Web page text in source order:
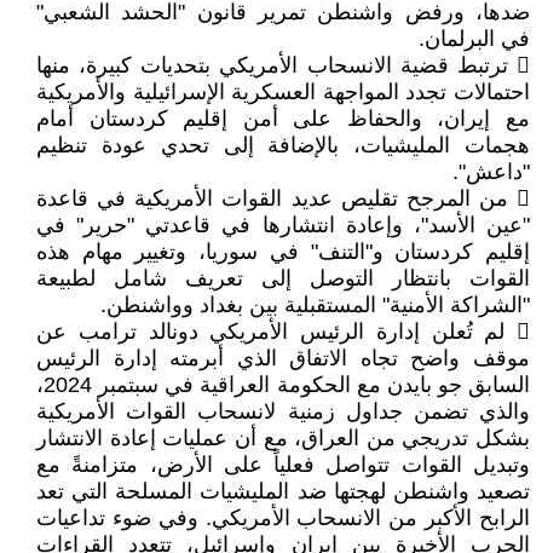
ضدها، ورفض واشنطن تمرير قانون "الحشد الشعبي"
في البرلمان.
 ترتبط قضية الانسحاب الأمريكي بتحديات كبيرة، منها
احتمالات تجدد المواجهة العسكرية الإسرائيلية والأمريكية
مع إيران، والحفاظ على أمن إقليم كردستان أمام
هجمات المليشيات، بالإضافة إلى تحدي عودة تنظيم
"داعش".
 من المرجح تقليص عديد القوات الأمريكية في قاعدة
"عين الأسد"، وإعادة انتشارها في قاعدتي "حرير" في
إقليم كردستان و"التنف" في سوريا، وتغيير مهام هذه
القوات بانتظار التوصل إلى تعريف شامل لطبيعة
"الشراكة الأمنية" المستقبلية بين بغداد وواشنطن.
 لم تُعلن إدارة الرئيس الأمريكي دونالد ترامب عن
موقف واضح تجاه الاتفاق الذي أبرمته إدارة الرئيس
السابق جو بايدن مع الحكومة العراقية في سبتمبر 2024،
والذي تضمن جداول زمنية لانسحاب القوات الأمريكية
بشكل تدريجي من العراق، مع أن عمليات إعادة الانتشار
وتبديل القوات تتواصل فعلياً على الأرض، متزامنةً مع
تصعيد واشنطن لهجتها ضد المليشيات المسلحة التي تعد
الرابح الأكبر من الانسحاب الأمريكي. وفي ضوء تداعيات
الحرب الأخيرة بين إيران وإسرائيل، تتعدد القراءات